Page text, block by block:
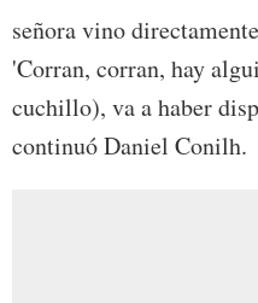
señora vino
'Corran, corran, hay
cuchillo), va a haber
continuó Daniel Conilh.